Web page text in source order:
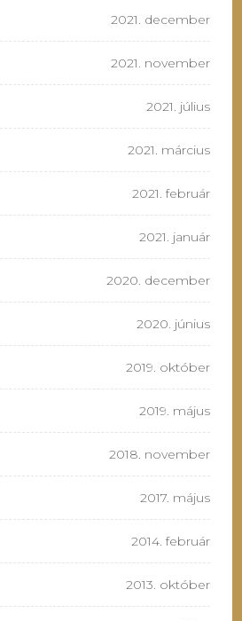
2021. december
2021. november
2021. július
2021. március
2021. február
2021. január
2020. december
2020. június
2019. október
2019. május
2018. november
2017. május
2014. február
2013. október